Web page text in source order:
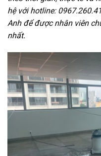
hệ với hotline:
Anh để được nhân viên
nhất.